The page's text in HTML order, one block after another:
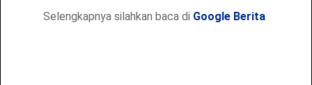
Selengkapnya silahkan baca di Google Berita